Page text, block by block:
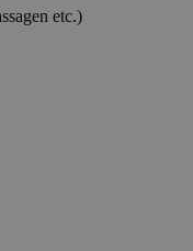
etc.)